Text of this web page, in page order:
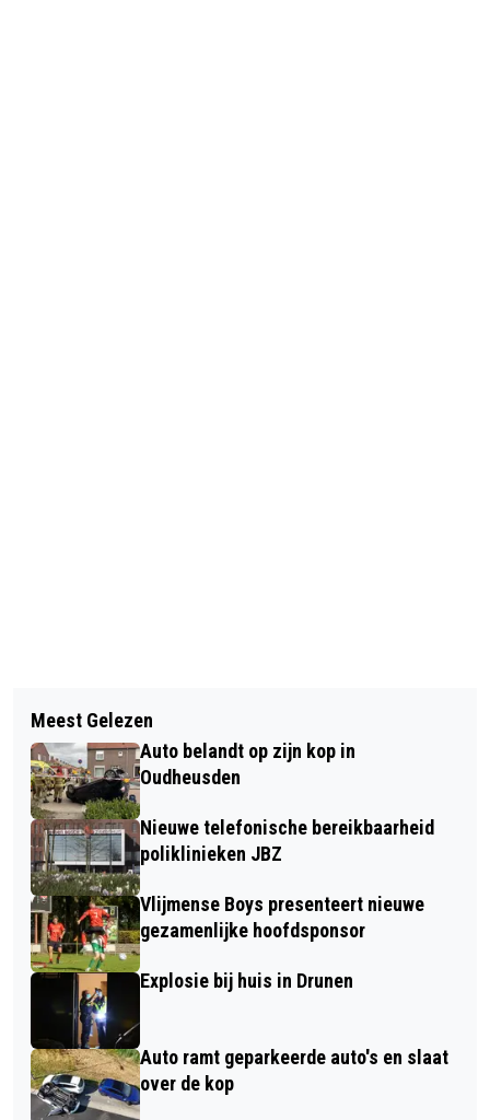
TWIRLERS SINT JAN STRALEN
TIJDENS TV-OPTREDEN BIJ
BNN/VARA
V.V. NIEUWKUIJK KAN KOMENDE
ZATERDAG WEER DE
GESCHIEDENISBOEKEN IN
Meest Gelezen
Auto belandt op zijn kop in
Oudheusden
Nieuwe telefonische bereikbaarheid
poliklinieken JBZ
Vlijmense Boys presenteert nieuwe
gezamenlijke hoofdsponsor
Explosie bij huis in Drunen
Auto ramt geparkeerde auto's en slaat
over de kop